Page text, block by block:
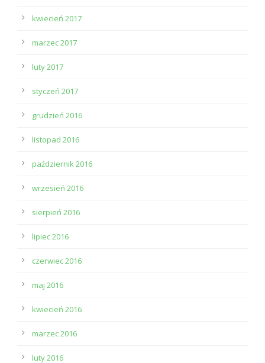
kwiecień 2017
marzec 2017
luty 2017
styczeń 2017
grudzień 2016
listopad 2016
październik 2016
wrzesień 2016
sierpień 2016
lipiec 2016
czerwiec 2016
maj 2016
kwiecień 2016
marzec 2016
luty 2016